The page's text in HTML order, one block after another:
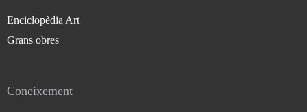
Enciclopèdia Art
Grans obres
Coneixement